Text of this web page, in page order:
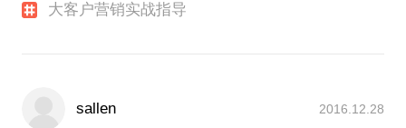
大客户营销实战指导
sallen 2016.12.28